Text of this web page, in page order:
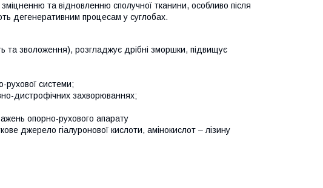
та відновленню сполучної тканини, особливо після
дегенеративним процесам у суглобах.
та зволоження), розгладжує дрібні зморшки, підвищує
рухової системи;
дистрофічних захворюваннях;
опорно-рухового апарату
джерело гіалуронової кислоти, амінокислот – лізину